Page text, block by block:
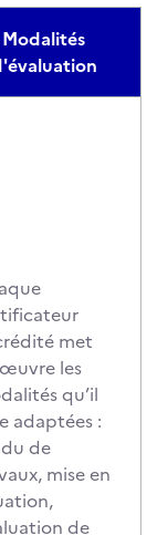
Modalités
met
les
qu’il
adaptées :
de
mise en
de